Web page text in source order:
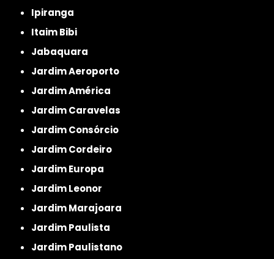
Ipiranga
Itaim Bibi
Jabaquara
Jardim Aeroporto
Jardim América
Jardim Caravelas
Jardim Consórcio
Jardim Cordeiro
Jardim Europa
Jardim Leonor
Jardim Marajoara
Jardim Paulista
Jardim Paulistano